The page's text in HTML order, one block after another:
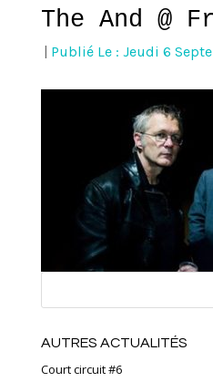
The And @
Publié Le : Jeudi 6
AUTRES ACTUALITÉS
Court circuit #6